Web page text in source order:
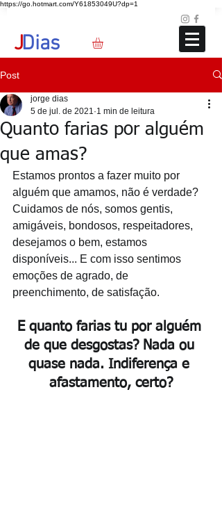
https://go.hotmart.com/Y61853049U?dp=1
JDias
Post
Quanto farias por alguém
que amas?
jorge dias
5 de jul. de 2021 1 min de leitura
Estamos prontos a fazer muito por
alguém que amamos, não é verdade?
Cuidamos de nós, somos gentis,
amigáveis, bondosos, respeitadores,
desejamos o bem, estamos
disponíveis... E com isso sentimos
emoções de agrado, de
preenchimento, de satisfação.
E quanto farias tu por alguém
de que desgostas? Nada ou
quase nada. Indiferença e
afastamento, certo?